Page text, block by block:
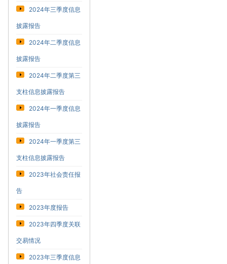
2024年三季度信息
披露报告
2024年二季度信息
披露报告
2024年二季度第三
支柱信息披露报告
2024年一季度信息
披露报告
2024年一季度第三
支柱信息披露报告
2023年社会责任报
告
2023年度报告
2023年四季度关联
交易情况
2023年三季度信息